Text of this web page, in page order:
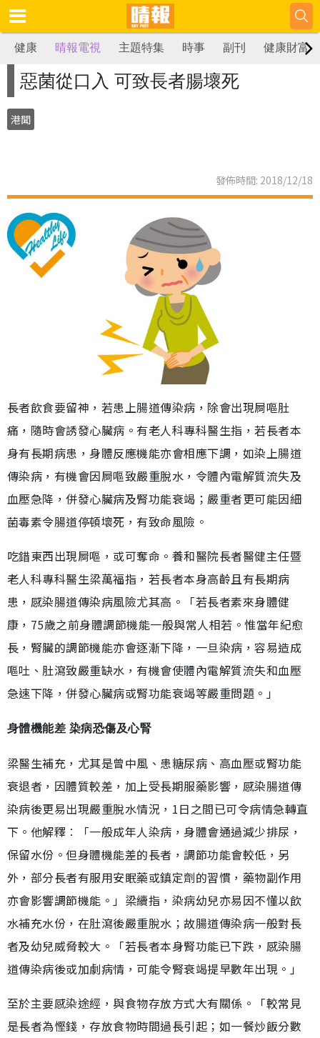
健康 晴報電視 主題特集 時事 副刊 健康財富
惡菌從口入 可致長者腸壞死
港聞
發佈時間: 2018/12/18
長者飲食要留神，若患上腸道傳染病，除會出現屙嘔肚
痛，隨時會誘發心臟病。有老人科專科醫生指，若長者本
身有長期病患，身體反應機能亦會相應下調，如染上腸道
傳染病，有機會因屙嘔致嚴重脫水，令體內電解質流失及
血壓急降，併發心臟病及腎功能衰竭；嚴重者更可能因細
菌毒素令腸道停頓壞死，有致命風險。
吃錯東西出現屙嘔，或可奪命。養和醫院長者醫健主任暨
老人科專科醫生梁萬福指，若長者本身高齡且有長期病
患，感染腸道傳染病風險尤其高。「若長者素來身體健
康，75歲之前身體調節機能一般與常人相若。惟當年紀愈
長，腎臟的調節機能亦會逐漸下降，一旦染病，容易造成
嘔吐、肚瀉致嚴重缺水，有機會使體內電解質流失和血壓
急速下降，併發心臟病或腎功能衰竭等嚴重問題。」
身體機能差 染病恐傷及心腎
梁醫生補充，尤其是曾中風、患糖尿病、高血壓或腎功能
衰退者，因體質較差，加上受長期服藥影響，感染腸道傳
染病後更易出現嚴重脫水情況，1日之間已可令病情急轉直
下。他解釋︰「一般成年人染病，身體會通過減少排尿，
保留水份。但身體機能差的長者，調節功能會較低，另
外，部分長者有服用安眠藥或鎮定劑的習慣，藥物副作用
亦會影響調節機能。」梁續指，染病幼兒亦易因不懂以飲
水補充水份，在肚瀉後嚴重脫水；故腸道傳染病一般對長
者及幼兒威脅較大。「若長者本身腎功能已下跌，感染腸
道傳染病後或加劇病情，可能令腎衰竭提早數年出現。」
至於主要感染途經，與食物存放方式大有關係。「較常見
是長者為慳錢，存放食物時間過長引起；如一餐炒飯分數